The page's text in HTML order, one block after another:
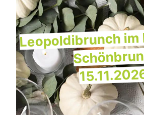
Leopoldibrunch